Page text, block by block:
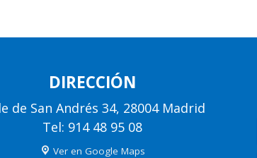
DIRECCIÓN
de San Andrés 34, 28004 Madrid
Tel: 914 48 95 08
Ver en Google Maps